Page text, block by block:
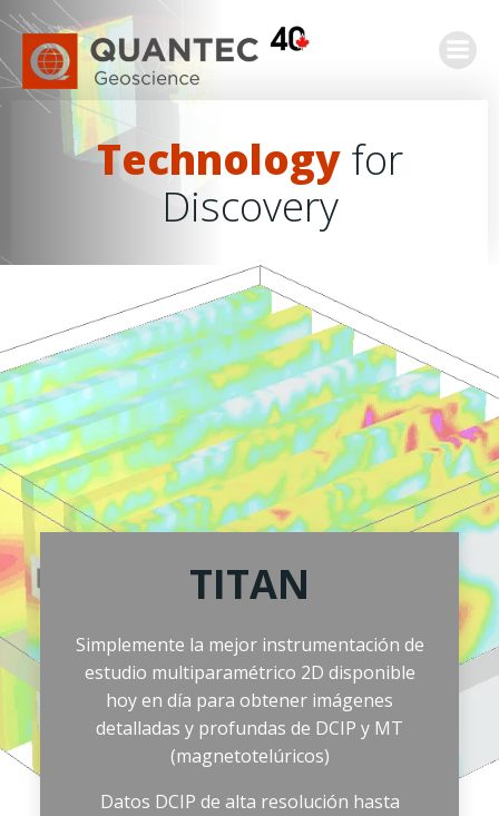
al
contenido
Technology for
Discovery
TITAN
Simplemente la mejor instrumentación de
estudio multiparamétrico 2D disponible
hoy en día para obtener imágenes
detalladas y profundas de DCIP y MT
(magnetotelúricos)
Datos DCIP de alta resolución hasta